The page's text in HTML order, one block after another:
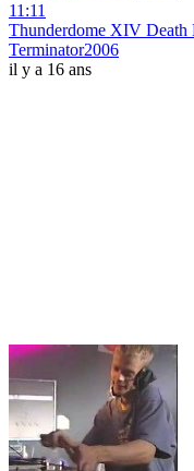
11:11
Thunderdome XIV Death
Terminator2006
il y a 16 ans